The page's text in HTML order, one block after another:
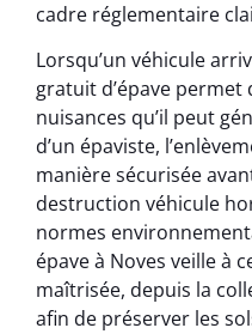
cadre réglementaire
Lorsqu’un véhicule
gratuit d’épave permet
nuisances qu’il peut
d’un épaviste,
manière sécurisée
destruction véhicule
normes
épave à Noves veille à
maîtrisée, depuis la
afin de préserver les